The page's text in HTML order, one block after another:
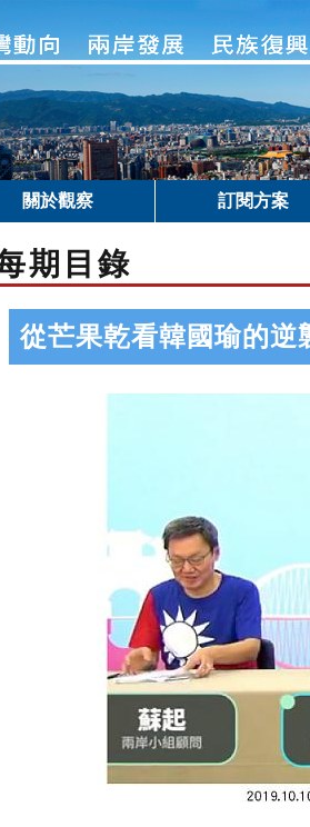
關於觀察 訂閱方案
期目錄
從芒果乾看韓國瑜的逆